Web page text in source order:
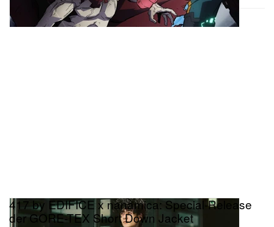
417 by EDIFICE x nanamica: Special-Release
der GORE-TEX Short Down Jacket